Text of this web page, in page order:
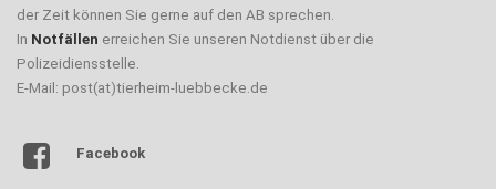
der Zeit können Sie gerne auf den AB sprechen.
In Notfällen erreichen Sie unseren Notdienst über die
Polizeidiensstelle.
E-Mail: post(at)tierheim-luebbecke.de
Facebook